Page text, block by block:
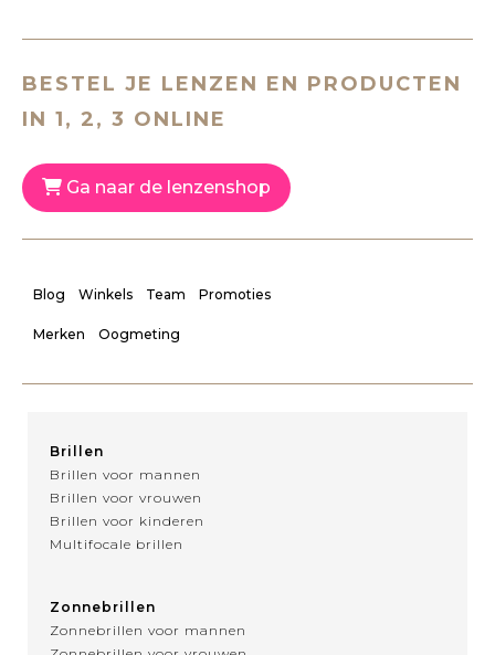
BESTEL JE LENZEN EN PRODUCTEN
IN 1, 2, 3 ONLINE
Ga naar de lenzenshop
Blog Winkels Team Promoties
Merken Oogmeting
Brillen
Brillen voor mannen
Brillen voor vrouwen
Brillen voor kinderen
Multifocale brillen
Zonnebrillen
Zonnebrillen voor mannen